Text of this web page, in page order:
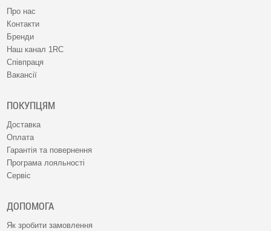
Про нас
Контакти
Бренди
Наш канал 1RC
Співпраця
Вакансії
ПОКУПЦЯМ
Доставка
Оплата
Гарантія та повернення
Програма лояльності
Сервіс
ДОПОМОГА
Як зробити замовлення